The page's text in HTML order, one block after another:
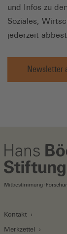
und Infos zu
Soziales,
jederzeit
Newsletter
Kontakt
Merkzettel